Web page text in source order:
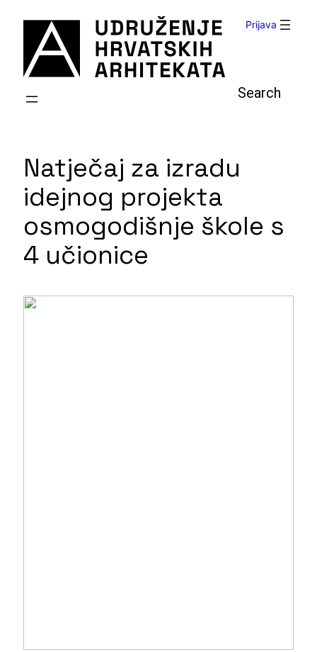
sadržaja
Prijava
Natječaj za izradu
idejnog projekta
osmogodišnje škole s
4 učionice